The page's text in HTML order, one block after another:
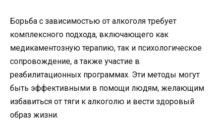
Борьба с зависимостью от алкоголя требует
комплексного подхода, включающего как
медикаментозную терапию, так и психологическое
сопровождение, а также участие в
реабилитационных программах. Эти методы могут
быть эффективными в помощи людям, желающим
избавиться от тяги к алкоголю и вести здоровый
образ жизни.